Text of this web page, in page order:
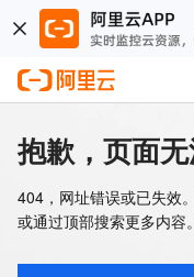
抱歉，页面
404，网址错误或已失效
或通过顶部搜索更多内容。